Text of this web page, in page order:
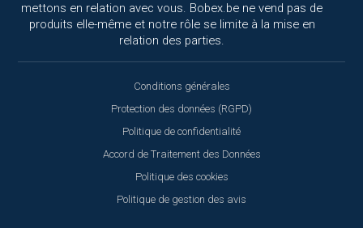
mettons en relation avec vous. Bobex.be ne vend pas de
produits elle-même et notre rôle se limite à la mise en
relation des parties.
Conditions générales
Protection des données (RGPD)
Politique de confidentialité
Accord de Traitement des Données
Politique des cookies
Politique de gestion des avis